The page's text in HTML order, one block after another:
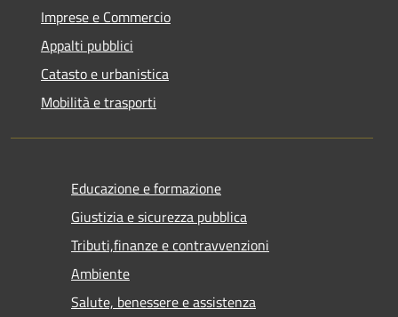
Imprese e Commercio
Appalti pubblici
Catasto e urbanistica
Mobilità e trasporti
Educazione e formazione
Giustizia e sicurezza pubblica
Tributi,finanze e contravvenzioni
Ambiente
Salute, benessere e assistenza